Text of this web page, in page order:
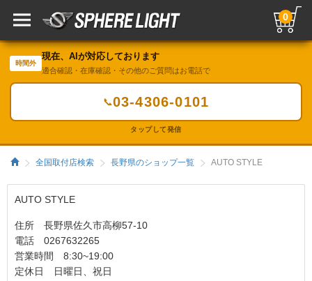
0
時間外
現在、AIが対応しております
適合確認・在庫確認・その他のご質問はお電話で
📞03-4306-0101
タップして発信
全国取付店検索 長野県のショップ一覧 AUTO STYLE
AUTO STYLE
住所 長野県佐久市高柳57-10
電話 0267632265
営業時間 8:30~19:00
定休日 日曜日、祝日